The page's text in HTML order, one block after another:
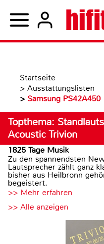
Startseite
> Ausstattungslisten
> Samsung PS42A450
Topthema:
Acoustic Trivion
1825 Tage Musik
Zu den spannendsten
Lautsprecher zählt ganz
bisher aus Heilbronn
begeistert.
>> Mehr erfahren
>> Alle anzeigen